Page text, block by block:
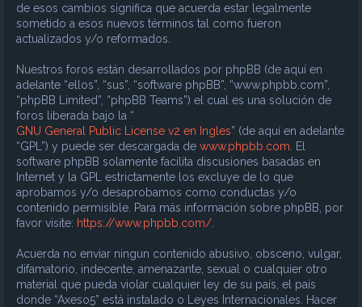
de esos cambios significa que acuerda estar legalmente
sometido a esos nuevos términos tal como fueron
actualizados y/o reformados.
Nuestros foros están desarrollados por phpBB (de aquí en
adelante “ellos”, “sus”, “software phpBB”, “www.phpbb.com”,
“phpBB Limited”, “phpBB Teams”) el cual es una solución de
foros liberada bajo la “
GNU General Public License v2 en Ingles” (de aquí en adelante
“GPL”) y puede ser descargada de www.phpbb.com . El
software phpBB solamente facilita discusiones basadas en
Internet y la GPL estrictamente los excluye de lo que
aprobamos y/o desaprobamos como conductas y/o
contenido permisible. Para más información sobre phpBB, por
favor visite: https://www.phpbb.com/
Acuerda no enviar ningun contenido abusivo, obsceno, vulgar,
difamatorio, indecente, amenazante, sexual o cualquier otro
material que pueda violar cualquier ley de su país, el país
donde “Axeso5” está instalado o Leyes Internacionales. Hacer